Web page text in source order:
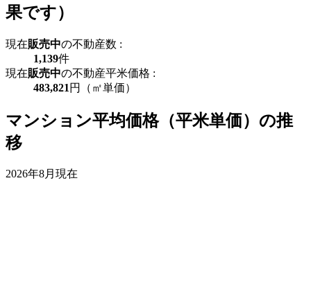
果です）
現在販売中の不動産数 :
1,139件
現在販売中の不動産平米価格 :
483,821 円（㎡単価）
マンション平均価格（平米単価）の推
移
2026年8月現在